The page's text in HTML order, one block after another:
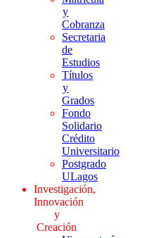
y
Cobranza
Secretaria
de
Estudios
Títulos
y
Grados
Fondo
Solidario
Crédito
Universitario
Postgrado
ULagos
Investigación,
Innovación
y
Creación